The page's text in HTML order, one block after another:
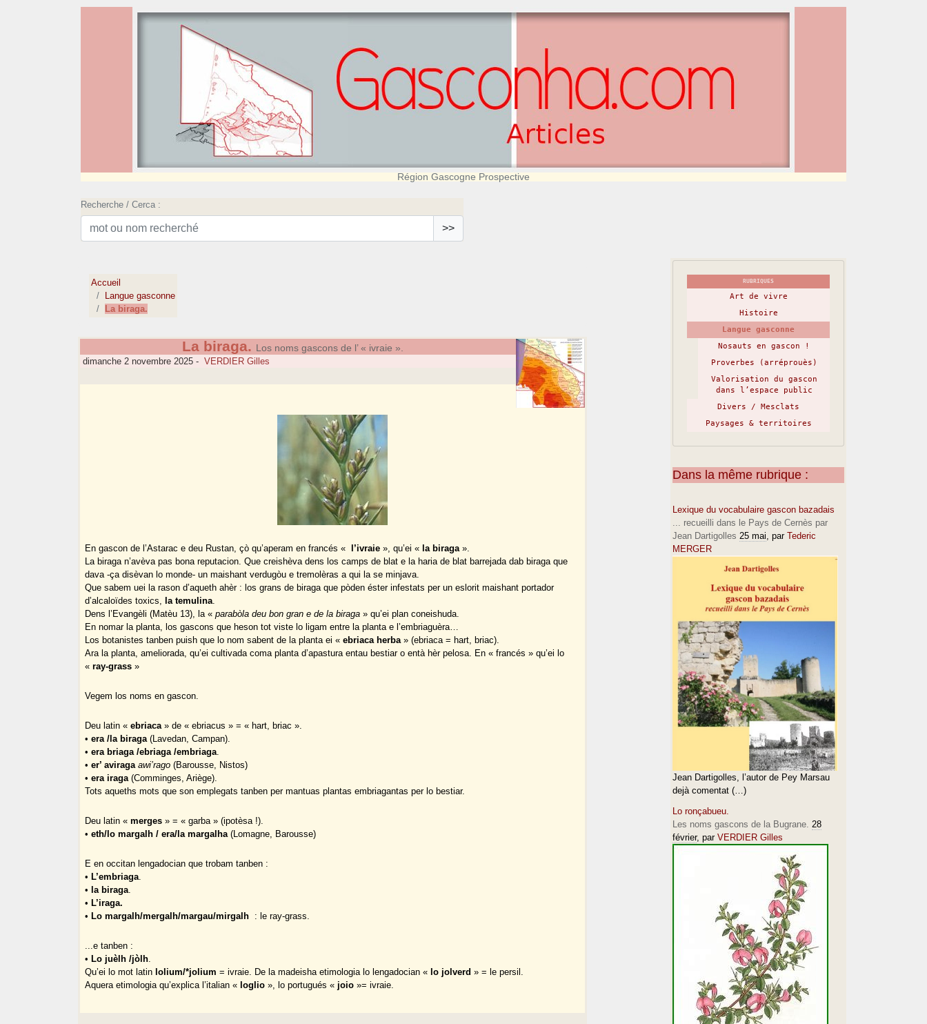
Région Gascogne Prospective
Recherche / Cerca :
>>
Accueil
Langue gasconne
La biraga.
La biraga. Los noms gascons de l’ « ivraie ».
dimanche 2 novembre 2025 - VERDIER Gilles
En gascon de l’Astarac e deu Rustan, çò qu’aperam en francés « l’ivraie », qu’ei « la biraga».
La biraga n’avèva pas bona reputacion. Que creishèva dens los camps de blat e la haria de blat barrejada dab biraga que
dava -ça disèvan lo monde- un maishant verdugòu e tremolèras a qui la se minjava.
Que sabem uei la rason d’aqueth ahèr : los grans de biraga que pòden éster infestats per un eslorit maishant portador
d’alcaloïdes toxics, la temulina.
Dens l’Evangèli (Matèu 13), la «parabòla deu bon gran e de la biraga » qu’ei plan coneishuda.
En nomar la planta, los gascons que heson tot viste lo ligam entre la planta e l’embriaguèra…
Los botanistes tanben puish que lo nom sabent de la planta ei «ebriaca herba» (ebriaca = hart, briac).
Ara la planta, ameliorada, qu’ei cultivada coma planta d’apastura entau bestiar o entà hèr pelosa. En « francés » qu’ei lo
«ray-grass »
Vegem los noms en gascon.
Deu latin «ebriaca» de « ebriacus » = « hart, briac ».
•era /la biraga(Lavedan, Campan).
•era briaga /ebriaga /embriaga.
•er’ aviraga awi’rago (Barousse, Nistos)
•era iraga(Comminges, Ariège).
Tots aqueths mots que son emplegats tanben per mantuas plantas embriagantas per lo bestiar.
Deu latin «merges » = « garba » (ipotèsa !).
•eth/lo margalh / era/la margalha(Lomagne, Barousse)
E en occitan lengadocian que trobam tanben :
• L’embriaga.
• la biraga.
• L’iraga.
• Lo margalh/mergalh/margau/mirgalh : le ray-grass.
...e tanben :
• Lo juèlh /jòlh.
Qu’ei lo mot latin lolium/*jolium = ivraie. De la madeisha etimologia lo lengadocian « lo jolverd » = le persil.
Aquera etimologia qu’explica l’italian « loglio », lo portugués « joio »= ivraie.
RUBRIQUES
Art de vivre
Histoire
Langue gasconne
Nosauts en gascon !
Proverbes (arréprouès)
Valorisation du gascon
dans l’espace public
Divers / Mesclats
Paysages & territoires
Dans la même rubrique :
Lexique du vocabulaire gascon bazadais
... recueilli dans le Pays de Cernès par
Jean Dartigolles 25 mai, par Tederic
MERGER
Jean Dartigolles, l’autor de Pey Marsau
dejà comentat (…)
Lo ronçabueu.
Les noms gascons de la Bugrane. 28
février, par VERDIER Gilles